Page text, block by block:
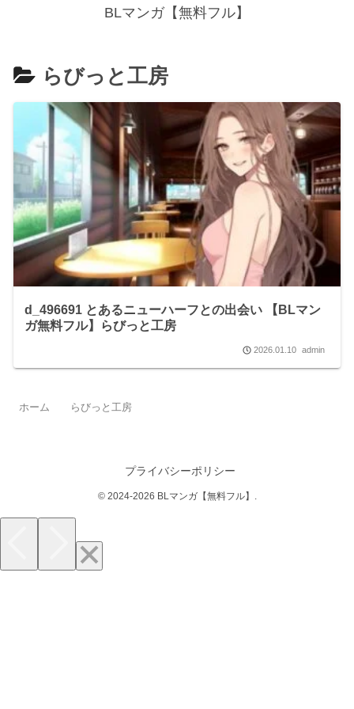
BLマンガ【無料フル】
らびっと工房
d_496691 とあるニューハーフとの出会い 【BLマン
ガ無料フル】らびっと工房
2026.01.10 admin
ホーム らびっと工房
プライバシーポリシー
© 2024-2026 BLマンガ【無料フル】.